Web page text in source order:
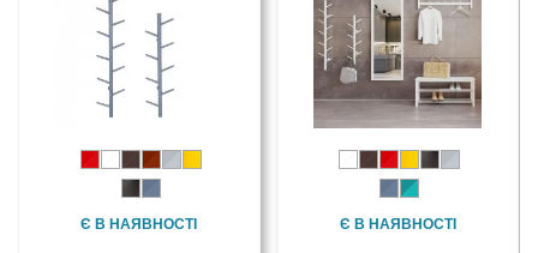
Є В НАЯВНОСТІ Є В НАЯВНОСТІ